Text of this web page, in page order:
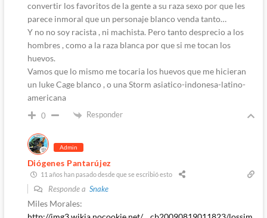
convertir los favoritos de la gente a su raza sexo por que les
parece inmoral que un personaje blanco venda tanto…
Y no no soy racista , ni machista. Pero tanto desprecio a los
hombres , como a la raza blanca por que si me tocan los
huevos.
Vamos que lo mismo me tocaria los huevos que me hicieran
un luke Cage blanco , o una Storm asiatico-indonesa-latino-
americana
0 Responder
Admin
Diógenes Pantarújez
11 años han pasado desde que se escribió esto
Responde a Snake
Miles Morales: